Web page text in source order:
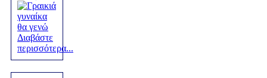
Διαβάστε
περισσότερα...